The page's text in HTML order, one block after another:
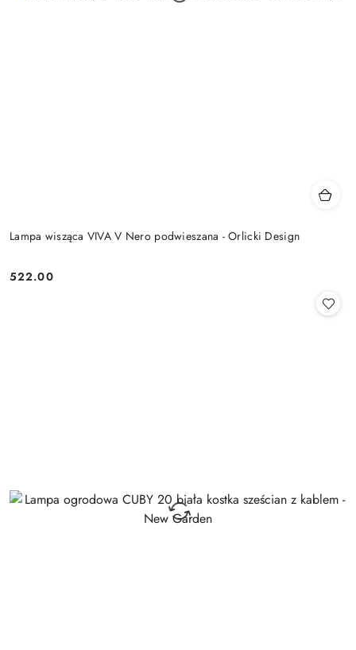
Lampa wisząca VIVA V Nero podwieszana - Orlicki Design
Cena:
522.00